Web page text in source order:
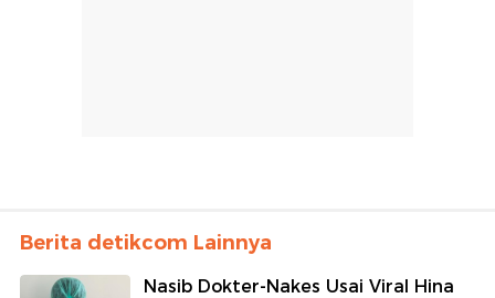
Berita detikcom Lainnya
Nasib Dokter-Nakes Usai Viral Hina